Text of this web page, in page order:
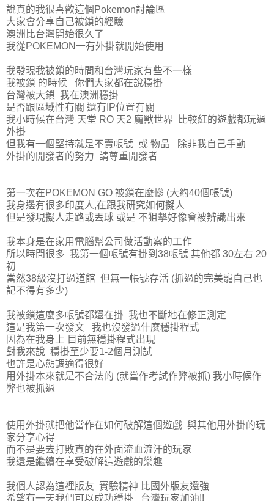
說真的我很喜歡這個Pokemon討論區
大家會分享自己被鎖的經驗
澳洲比台灣開始很久了
我從POKEMON一有外掛就開始使用
我發現我被鎖的時間和台灣玩家有些不一樣
我被鎖 的時候 你們大家都在說穩掛
台灣被大鎖 我在澳洲穩掛
是否跟區域性有關 還有IP位置有關
我小時候在台灣 天堂 RO 天2 魔獸世界 比較紅的遊戲都玩過
外掛
但我有一個堅持就是不賣帳號 或 物品 除非我自己手動
外掛的開發者的努力 請尊重開發者
第一次在POKEMON GO 被鎖在麼慘 (大約40個帳號)
我身邊有很多印度人,在跟我研究如何擬人
但是發現擬人走路或丟球 或是 不狙擊好像會被辨識出來
我本身是在家用電腦幫公司做活動案的工作
所以時間很多 我第一個帳號有掛到38帳號 其他都 30左右 20
初
當然38級沒打過道館 但無一帳號存活 (抓過的完美寵自己也
記不得有多少)
我被鎖這麼多帳號都還在掛 我也不斷地在修正測定
這是我第一次發文 我也沒發過什麼穩掛程式
因為在我身上 目前無穩掛程式出現
對我來說 穩掛至少要1-2個月測試
也許是心態調適得很好
用外掛本來就是不合法的 (就當作考試作弊被抓) 我小時候作
弊也被抓過
使用外掛就把他當作在如何破解這個遊戲 與其他用外掛的玩
家分享心得
而不是要去打敗真的在外面流血流汗的玩家
我還是繼續在享受破解這遊戲的樂趣
我個人認為這裡版友 實驗精神 比國外版友還強
希望有一天我們可以成功穩掛 台灣玩家加油!!